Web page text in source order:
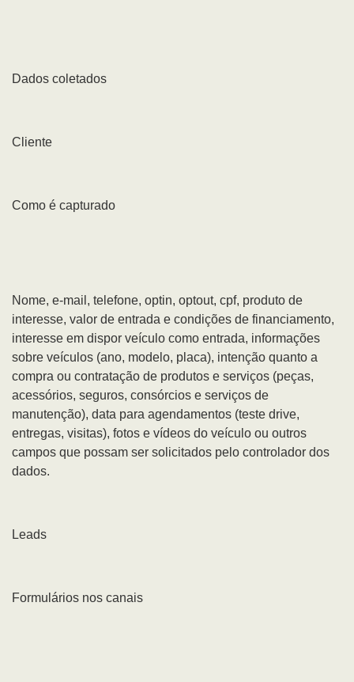
Dados coletados
Cliente
Como é capturado
Nome, e-mail, telefone, optin, optout, cpf, produto de
interesse, valor de entrada e condições de financiamento,
interesse em dispor veículo como entrada, informações
sobre veículos (ano, modelo, placa), intenção quanto a
compra ou contratação de produtos e serviços (peças,
acessórios, seguros, consórcios e serviços de
manutenção), data para agendamentos (teste drive,
entregas, visitas), fotos e vídeos do veículo ou outros
campos que possam ser solicitados pelo controlador dos
dados.
Leads
Formulários nos canais